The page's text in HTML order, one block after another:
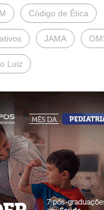
Código de Ética
JAMA
Luiz